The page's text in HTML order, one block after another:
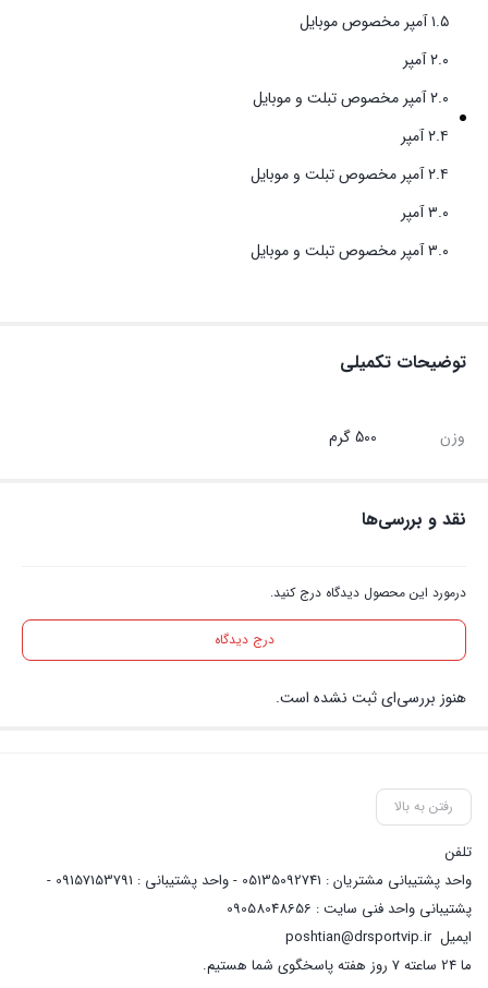
۱.۵ آمپر مخصوص موبایل
۲.۰ آمپر
۲.۰ آمپر مخصوص تبلت و موبایل
۲.۴ آمپر
۲.۴ آمپر مخصوص تبلت و موبایل
۳.۰ آمپر
۳.۰ آمپر مخصوص تبلت و موبایل
توضیحات تکمیلی
وزن 500 گرم
نقد و بررسی‌ها
درمورد این محصول دیدگاه درج کنید.
درج دیدگاه
هنوز بررسی‌ای ثبت نشده است.
رفتن به بالا
تلفن
واحد پشتیبانی مشتریان : 05135092741 - واحد پشتیبانی : 09157153791 -
پشتیبانی واحد فنی سایت : 09058048656
ایمیلposhtian@drsportvip.ir
ما 24 ساعته 7 روز هفته پاسخگوی شما هستیم.